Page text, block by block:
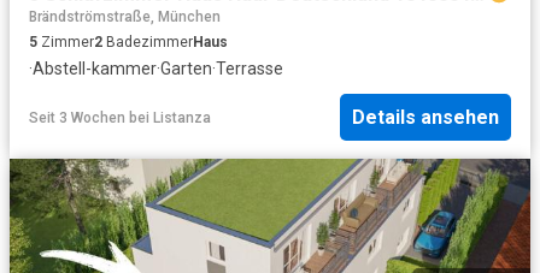
Brändströmstraße, München
5 Zimmer2 BadezimmerHaus
·Abstell-kammer·Garten·Terrasse
Seit 3 Wochen bei Listanza Details ansehen